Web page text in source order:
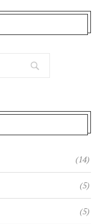
(14)
(5)
(5)